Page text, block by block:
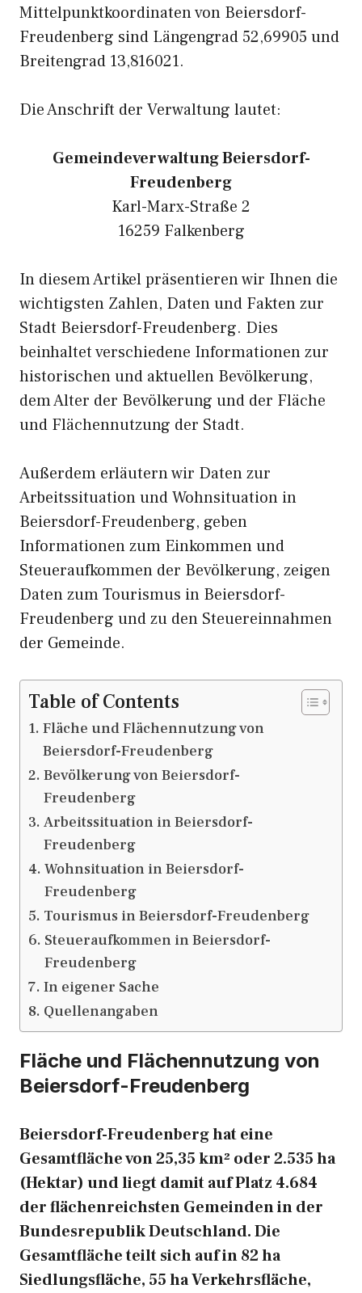
Mittelpunktkoordinaten von Beiersdorf-
Freudenberg sind Längengrad 52,69905 und
Breitengrad 13,816021.
Die Anschrift der Verwaltung lautet:
Gemeindeverwaltung Beiersdorf-
Freudenberg
Karl-Marx-Straße 2
16259 Falkenberg
In diesem Artikel präsentieren wir Ihnen die
wichtigsten Zahlen, Daten und Fakten zur
Stadt Beiersdorf-Freudenberg. Dies
beinhaltet verschiedene Informationen zur
historischen und aktuellen Bevölkerung,
dem Alter der Bevölkerung und der Fläche
und Flächennutzung der Stadt.
Außerdem erläutern wir Daten zur
Arbeitssituation und Wohnsituation in
Beiersdorf-Freudenberg, geben
Informationen zum Einkommen und
Steueraufkommen der Bevölkerung, zeigen
Daten zum Tourismus in Beiersdorf-
Freudenberg und zu den Steuereinnahmen
der Gemeinde.
Table of Contents
Fläche und Flächennutzung von
Beiersdorf-Freudenberg
Bevölkerung von Beiersdorf-
Freudenberg
Arbeitssituation in Beiersdorf-
Freudenberg
Wohnsituation in Beiersdorf-
Freudenberg
Tourismus in Beiersdorf-Freudenberg
Steueraufkommen in Beiersdorf-
Freudenberg
In eigener Sache
Quellenangaben
Fläche und Flächennutzung von
Beiersdorf-Freudenberg
Beiersdorf-Freudenberg hat eine
Gesamtfläche von 25,35 km² oder 2.535 ha
(Hektar) und liegt damit auf Platz 4.684
der flächenreichsten Gemeinden in der
Bundesrepublik Deutschland. Die
Gesamtfläche teilt sich auf in 82 ha
Siedlungsfläche, 55 ha Verkehrsfläche,